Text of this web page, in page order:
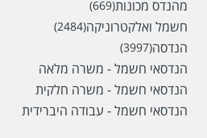
סוג משרה בכירים,משרה מלאה
מיקום
לפני 6 ימים
מהנדס מכונות(669)
חשמל ואלקטרוניקה(2484)
הנדסה(3997)
הנדסאי חשמל - משרה מלאה
הנדסאי חשמל - משרה חלקית
הנדסאי חשמל - עבודה היברידית